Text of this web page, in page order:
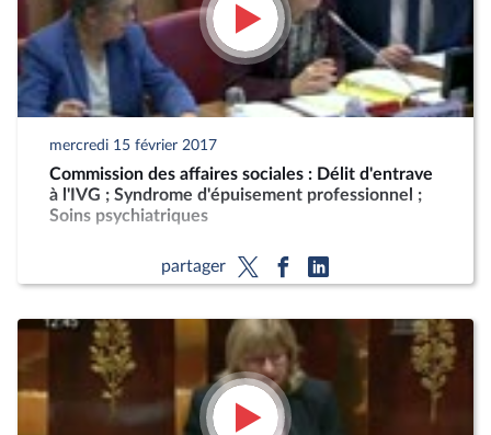
mercredi 15 février 2017
Commission des affaires sociales : Délit d'entrave
à l'IVG ; Syndrome d'épuisement professionnel ;
Soins psychiatriques
partager